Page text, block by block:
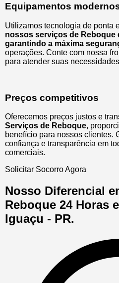
Equipamentos
Utilizamos tecnologia de ponta
nossos serviços de Reboque
garantindo a máxima
operações. Conte com nossa
para atender suas
Preços competitivos
Oferecemos preços justos e
Serviços de Reboque,
benefício para nossos clientes.
confiança e transparência em
comerciais.
Solicitar Socorro Agora
Nosso Diferencial
Reboque 24 Horas
Iguaçu - PR.